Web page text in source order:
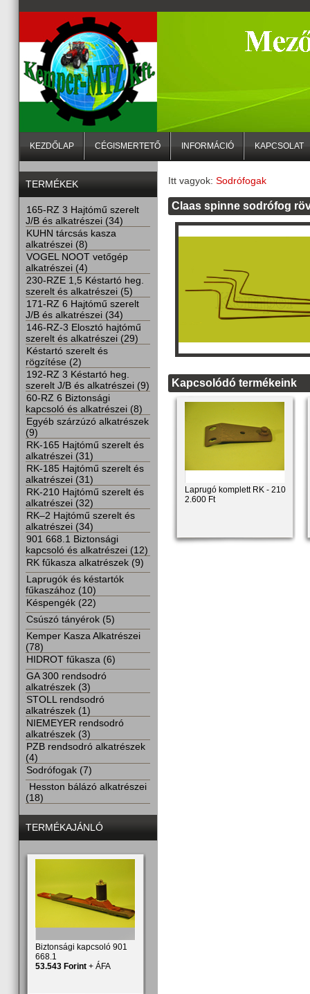
KEZDŐLAP CÉGISMERTETŐ INFORMÁCIÓ KAPCSOLAT
Itt vagyok: Sodrófogak
Claas spinne sodrófog
Kapcsolódó termékeink
Laprugó komplett RK - 210
2.600 Ft
TERMÉKEK
165-RZ 3 Hajtómű szerelt
J/B és alkatrészei (34)
KUHN tárcsás kasza
alkatrészei (8)
VOGEL NOOT vetőgép
alkatrészei (4)
230-RZE 1,5 Késtartó heg.
szerelt és alkatrészei (5)
171-RZ 6 Hajtómű szerelt
J/B és alkatrészei (34)
146-RZ-3 Elosztó hajtómű
szerelt és alkatrészei (29)
Késtartó szerelt és
rögzítése (2)
192-RZ 3 Késtartó heg.
szerelt J/B és alkatrészei (9)
60-RZ 6 Biztonsági
kapcsoló és alkatrészei (8)
Egyéb szárzúzó alkatrészek
(9)
RK-165 Hajtómű szerelt és
alkatrészei (31)
RK-185 Hajtómű szerelt és
alkatrészei (31)
RK-210 Hajtómű szerelt és
alkatrészei (32)
RK–2 Hajtómű szerelt és
alkatrészei (34)
901 668.1 Biztonsági
kapcsoló és alkatrészei (12)
RK fűkasza alkatrészek (9)
Laprugók és késtartók
fűkaszához (10)
Késpengék (22)
Csúszó tányérok (5)
Kemper Kasza Alkatrészei
(78)
HIDROT fűkasza (6)
GA 300 rendsodró
alkatrészek (3)
STOLL rendsodró
alkatrészek (1)
NIEMEYER rendsodró
alkatrészek (3)
PZB rendsodró alkatrészek
(4)
Sodrófogak (7)
Hesston bálázó alkatrészei
(18)
TERMÉKAJÁNLÓ
Biztonsági kapcsoló 901
668.1
53.543 Forint + ÁFA